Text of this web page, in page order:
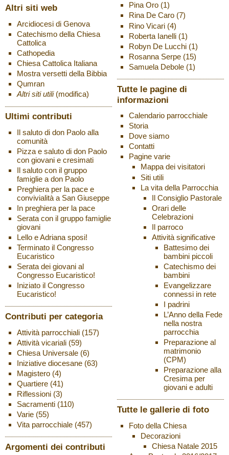
Altri siti web
Arcidiocesi di Genova
Catechismo della Chiesa
Cattolica
Cathopedia
Chiesa Cattolica Italiana
Mostra versetti della Bibbia
Qumran
Altri siti utili (modifica)
Ultimi contributi
Il saluto di don Paolo alla
comunità
Pizza e saluto di don Paolo
con giovani e cresimati
Il saluto con il gruppo
famiglie a don Paolo
Preghiera per la pace e
convivialità a San Giuseppe
In preghiera per la pace
Serata con il gruppo famiglie
giovani
Lello e Adriana sposi!
Terminato il Congresso
Eucaristico
Serata dei giovani al
Congresso Eucaristico!
Iniziato il Congresso
Eucaristico!
Contributi per categoria
Attività parrocchiali(157)
Attività vicariali(59)
Chiesa Universale(6)
Iniziative diocesane(63)
Magistero(4)
Quartiere(41)
Riflessioni(3)
Sacramenti(110)
Varie(55)
Vita parrocchiale(457)
Argomenti dei contributi
Pina Oro(1)
Rina De Caro(7)
Rino Vicari(4)
Roberta Ianelli(1)
Robyn De Lucchi(1)
Rosanna Serpe(15)
Samuela Debole(1)
Tutte le pagine di
informazioni
Calendario parrocchiale
Storia
Dove siamo
Contatti
Pagine varie
Mappa dei visitatori
Siti utili
La vita della Parrocchia
Il Consiglio Pastorale
Orari delle
Celebrazioni
Il parroco
Attività significative
Battesimo dei
bambini piccoli
Catechismo dei
bambini
Evangelizzare
connessi in rete
I padrini
L’Anno della Fede
nella nostra
parrocchia
Preparazione al
matrimonio
(CPM)
Preparazione alla
Cresima per
giovani e adulti
Tutte le gallerie di foto
Foto della Chiesa
Decorazioni
Chiesa Natale 2015